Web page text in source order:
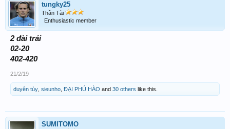
tungky25
Thần Tài
Enthusiastic member
2 đài trái
02-20
402-420
21/2/19
duyên tùy sieunho ĐẠI PHÚ HÀO and 30 others like this.
SUMITOMO